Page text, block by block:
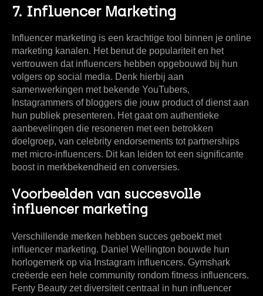
7. Influencer Marketing
Influencer marketing is een krachtige tool binnen je online
marketing kanalen. Het benut de populariteit en het
vertrouwen dat influencers hebben opgebouwd bij hun
volgers op social media. Denk hierbij aan
samenwerkingen met bekende YouTubers,
Instagrammers of bloggers die jouw product of dienst aan
hun publiek presenteren. Het gaat om authentieke
aanbevelingen die resoneren met een betrokken
doelgroep, van celebrity endorsements tot partnerships
met micro-influencers. Dit kan leiden tot een significante
boost in merkbekendheid en conversies.
Voorbeelden van succesvolle
influencer marketing
Verschillende merken hebben succes geboekt met
influencer marketing. Daniel Wellington bouwde hun
horlogemerk op via Instagram influencers. Gymshark
creëerde een hele community rondom fitness influencers.
Fenty Beauty zet diversiteit centraal in hun influencer